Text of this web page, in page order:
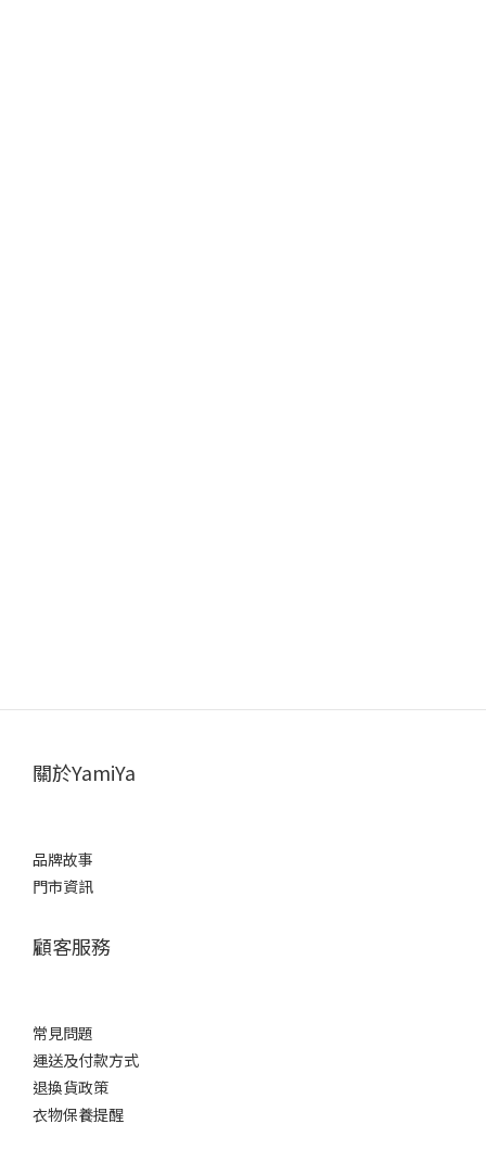
關於YamiYa
品牌故事
門市資訊
顧客服務
常見問題
運送及付款方式
退換貨政策
衣物保養提醒